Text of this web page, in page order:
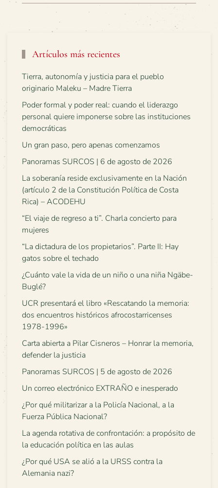
Artículos más recientes
Tierra, autonomía y justicia para el pueblo
originario Maleku – Madre Tierra
Poder formal y poder real: cuando el liderazgo
personal quiere imponerse sobre las instituciones
democráticas
Un gran paso, pero apenas comenzamos
Panoramas SURCOS | 6 de agosto de 2026
La soberanía reside exclusivamente en la Nación
(artículo 2 de la Constitución Política de Costa
Rica) – ACODEHU
“El viaje de regreso a ti”. Charla concierto para
mujeres
“La dictadura de los propietarios”. Parte II: Hay
gatos sobre el techado
¿Cuánto vale la vida de un niño o una niña Ngäbe-
Buglé?
UCR presentará el libro «Rescatando la memoria:
dos encuentros históricos afrocostarricenses
1978-1996»
Carta abierta a Pilar Cisneros – Honrar la memoria,
defender la justicia
Panoramas SURCOS | 5 de agosto de 2026
Un correo electrónico EXTRAÑO e inesperado
¿Por qué militarizar a la Policía Nacional, a la
Fuerza Pública Nacional?
La agenda rotativa de confrontación: a propósito de
la educación política en las aulas
¿Por qué USA se alió a la URSS contra la
Alemania nazi?